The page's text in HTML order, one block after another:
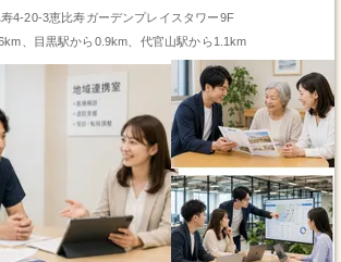
4-20-3恵比寿ガーデンプレイスタワー9F
、目黒駅から0.9km、代官山駅から1.1km